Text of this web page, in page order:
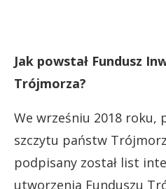
Jak powstał Fundusz
Trójmorza?
We wrześniu 2018 roku,
szczytu państw
podpisany został list
utworzenia Funduszu